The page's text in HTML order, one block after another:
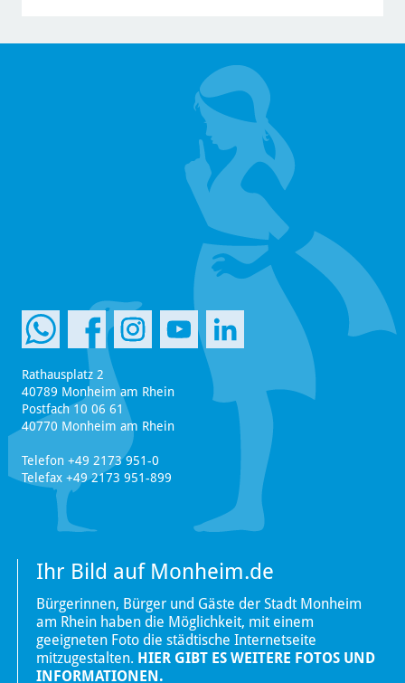
Rathausplatz 2
40789 Monheim am Rhein
Postfach 10 06 61
40770 Monheim am Rhein
Telefon +49 2173 951-0
Telefax +49 2173 951-899
Ihr Bild auf Monheim.de
Bürgerinnen, Bürger und Gäste der Stadt Monheim
am Rhein haben die Möglichkeit, mit einem
geeigneten Foto die städtische Internetseite
mitzugestalten. HIER GIBT ES WEITERE FOTOS UND
INFORMATIONEN.